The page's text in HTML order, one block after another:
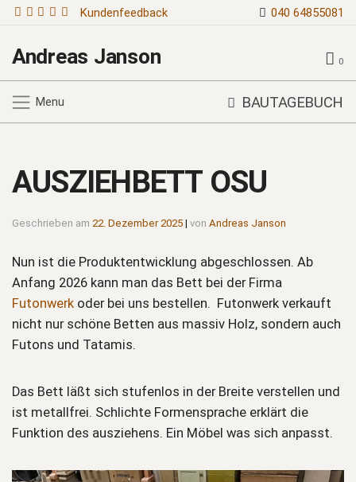
Kundenfeedback 040 64855081
Andreas Janson 0
Menu BAUTAGEBUCH
AUSZIEHBETT OSU
Geschrieben am 22. Dezember 2025 | von Andreas Janson
Nun ist die Produktentwicklung abgeschlossen. Ab
Anfang 2026 kann man das Bett bei der Firma
Futonwerk oder bei uns bestellen. Futonwerk verkauft
nicht nur schöne Betten aus massiv Holz, sondern auch
Futons und Tatamis.
Das Bett läßt sich stufenlos in der Breite verstellen und
ist metallfrei. Schlichte Formensprache erklärt die
Funktion des ausziehens. Ein Möbel was sich anpasst.